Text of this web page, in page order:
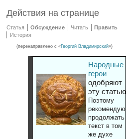
Действия на странице
Статья Обсуждение Читать
Править
История
(перенаправлено с «Георгий Владимирский»)
Народные
герои
одобряют
эту статью
Поэтому
рекомендуют
продолжать
текст в том
же духе